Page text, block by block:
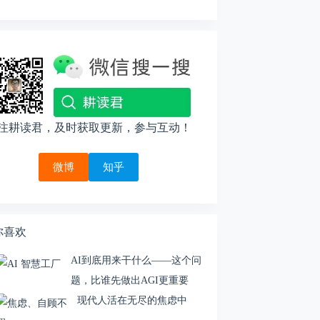
耕读君，及时获取更新，参与互动！
微博 知乎
喜欢
AI到底用来干什么——这个问
题，比谁先做出AGI更重要
现代人活在无尽的焦虑中